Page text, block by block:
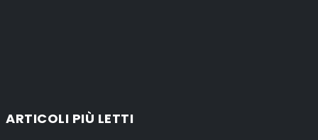
ARTICOLI PIÙ LETTI